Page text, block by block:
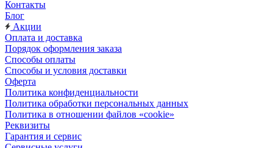
Контакты
Блог
Акции
Оплата и доставка
Порядок оформления заказа
Способы оплаты
Способы и условия доставки
Оферта
Политика конфиденциальности
Политика обработки персональных данных
Политика в отношении файлов «cookie»
Реквизиты
Гарантия и сервис